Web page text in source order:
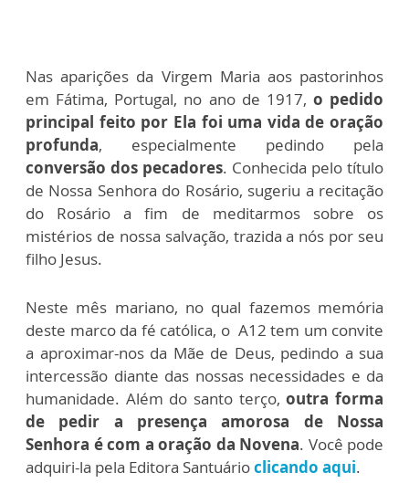
Nas aparições da Virgem Maria aos pastorinhos
em Fátima, Portugal, no ano de 1917, o pedido
principal feito por Ela foi uma vida de oração
profunda, especialmente pedindo pela
conversão dos pecadores. Conhecida pelo título
de Nossa Senhora do Rosário, sugeriu a recitação
do Rosário a fim de meditarmos sobre os
mistérios de nossa salvação, trazida a nós por seu
filho Jesus.
Neste mês mariano, no qual fazemos memória
deste marco da fé católica, o A12 tem um convite
a aproximar-nos da Mãe de Deus, pedindo a sua
intercessão diante das nossas necessidades e da
humanidade. Além do santo terço,outra forma
de pedir a presença amorosa de Nossa
Senhora é com a oração da Novena. Você pode
adquiri-la pela Editora Santuárioclicando aqui.